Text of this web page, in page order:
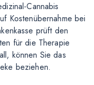
Cannabis
Kostenübernahme bei
prüft den
für die Therapie
können Sie das
beziehen.